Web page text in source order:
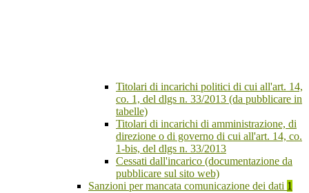
Titolari di incarichi politici di cui all'art. 14,
co. 1, del dlgs n. 33/2013 (da pubblicare in
tabelle)
Titolari di incarichi di amministrazione, di
direzione o di governo di cui all'art. 14, co.
1-bis, del dlgs n. 33/2013
Cessati dall'incarico (documentazione da
pubblicare sul sito web)
Sanzioni per mancata comunicazione dei dati 1